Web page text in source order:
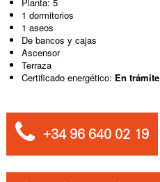
1 dormitorios
1 aseos
De bancos y cajas
Ascensor
Terraza
Certificado energético: En trámite
+34 96 640 02 19